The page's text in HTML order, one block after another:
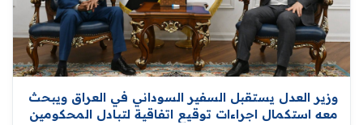
وزير العدل يستقبل السفير السوداني في العراق ويبحث
معه استكمال اجراءات توقيع اتفاقية لتبادل المحكومين